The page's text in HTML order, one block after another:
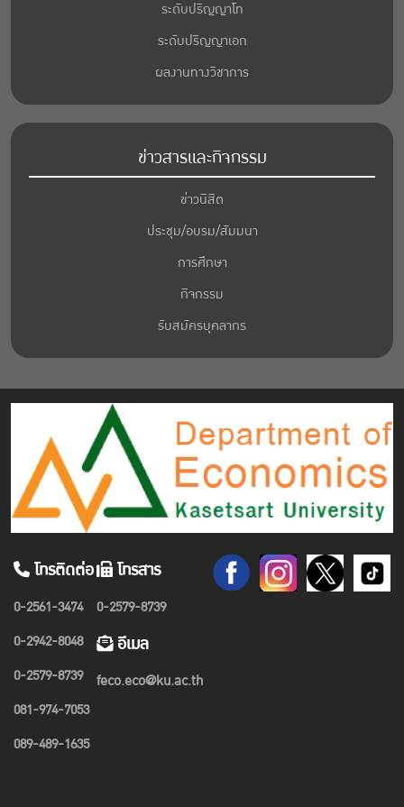
ระดับปริญญาโท
ระดับปริญญาเอก
ผลงานทางวิชาการ
ข่าวสารและกิจกรรม
ข่าวนิสิต
ประชุม/อบรม/สัมมนา
การศึกษา
กิจกรรม
รับสมัครบุคลากร
โทรติดต่อ
0-2561-3474
0-2942-8048
0-2579-8739
081-974-7053
089-489-1635
โทรสาร
0-2579-8739
อีเมล
feco.eco@ku.ac.th